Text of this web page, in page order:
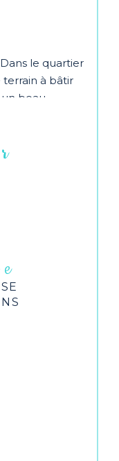
le quartier
à bâtir
un beau